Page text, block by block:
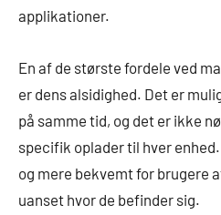
applikationer.
En af de største fordele ved
er dens alsidighed. Det er
på samme tid, og det er ikke
specifik oplader til hver
og mere bekvemt for brugere
uanset hvor de befinder sig.